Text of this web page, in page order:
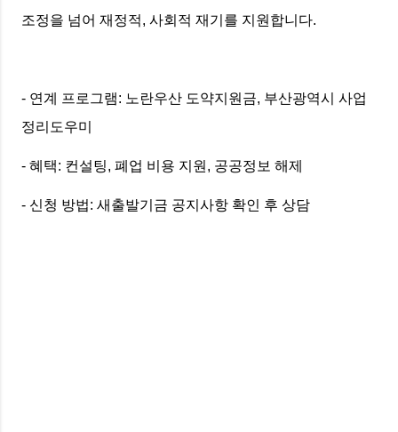
조정을 넘어 재정적, 사회적 재기를 지원합니다.
- 연계 프로그램: 노란우산 도약지원금, 부산광역시 사업
정리도우미
- 혜택: 컨설팅, 폐업 비용 지원, 공공정보 해제
- 신청 방법: 새출발기금 공지사항 확인 후 상담